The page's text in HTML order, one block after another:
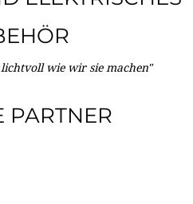
lichtvoll wie wir sie machen"
PARTNER